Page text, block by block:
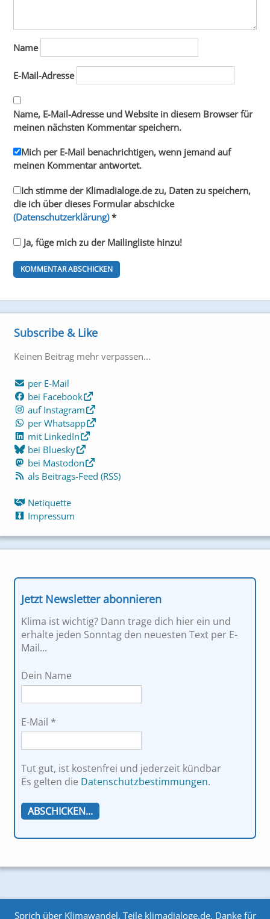
Name
E-Mail-Adresse
Name, E-Mail-Adresse und Website in diesem Browser für
meinen nächsten Kommentar speichern.
Mich per E-Mail benachrichtigen, wenn jemand auf
meinen Kommentar antwortet.
Ich stimme der Klimadialoge.de zu, Daten zu speichern,
die ich über dieses Formular abschicke
(Datenschutzerklärung) *
Ja, füge mich zu der Mailingliste hinzu!
Subscribe & Like
Keinen Beitrag mehr verpassen...
per E-Mail
bei Facebook
auf Instagram
per Whatsapp
mit LinkedIn
bei Bluesky
bei Mastodon
als Beitrags-Feed (RSS)
Netiquette
Impressum
Jetzt Newsletter abonnieren
Klima ist wichtig? Dann trage dich hier ein und
erhalte jeden Sonntag den neuesten Text per E-
Mail...
Dein Name
E-Mail *
Tut gut, ist kostenfrei und jederzeit kündbar
Es gelten die Datenschutzbestimmungen.
Sprich über Klimawandel. Teile klimadialoge.de. Danke für